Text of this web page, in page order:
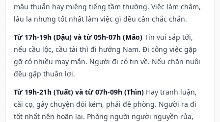
mâu thuẫn hay miệng tiếng tầm thường. Việc làm chậm,
lâu la nhưng tốt nhất làm việc gì đều cần chắc chắn.
Từ 17h-19h (Dậu) và từ 05h-07h (Mão) Tin vui sắp tới,
nếu cầu lộc, cầu tài thì đi hướng Nam. Đi công việc gặp
gỡ có nhiều may mắn. Người đi có tin về. Nếu chăn nuôi
đều gặp thuận lợi.
Từ 19h-21h (Tuất) và từ 07h-09h (Thìn) Hay tranh luận,
cãi cọ, gây chuyện đói kém, phải đề phòng. Người ra đi
tốt nhất nên hoãn lại. Phòng người người nguyền rủa,